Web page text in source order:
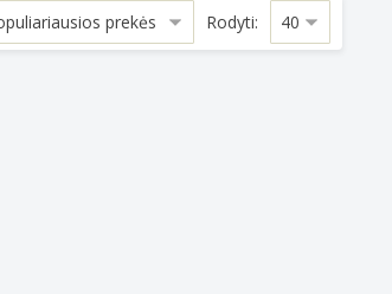
Rodyti: